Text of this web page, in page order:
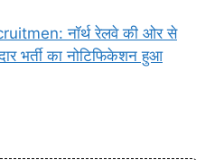
नॉर्थ रेलवे की ओर से
भर्ती का नोटिफिकेशन हुआ